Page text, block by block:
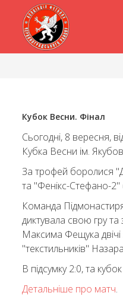
Кубок Весни. Фінал
Сьогодні, 8 вересня,
Кубка Весни ім.
За трофей боролися
та "Фенікс-Стефано-2"
Команда
диктувала свою гру та
Максима Фещука двічі
"текстильників"
В підсумку 2:0, та
Детальніше про матч.